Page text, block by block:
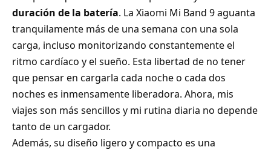
duración de la batería. La Xiaomi Mi Band 9 aguanta
tranquilamente más de una semana con una sola
carga, incluso monitorizando constantemente el
ritmo cardíaco y el sueño. Esta libertad de no tener
que pensar en cargarla cada noche o cada dos
noches es inmensamente liberadora. Ahora, mis
viajes son más sencillos y mi rutina diaria no depende
tanto de un cargador.
Además, su diseño ligero y compacto es una